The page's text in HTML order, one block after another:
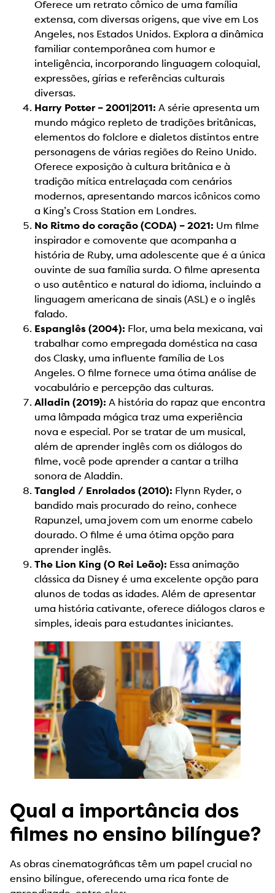
Oferece um retrato cômico de uma família
extensa, com diversas origens, que vive em Los
Angeles, nos Estados Unidos. Explora a dinâmica
familiar contemporânea com humor e
inteligência, incorporando linguagem coloquial,
expressões, gírias e referências culturais
diversas.
Harry Potter – 2001|2011: A série apresenta um
mundo mágico repleto de tradições britânicas,
elementos do folclore e dialetos distintos entre
personagens de várias regiões do Reino Unido.
Oferece exposição à cultura britânica e à
tradição mítica entrelaçada com cenários
modernos, apresentando marcos icônicos como
a King’s Cross Station em Londres.
No Ritmo do coração (CODA) – 2021: Um filme
inspirador e comovente que acompanha a
história de Ruby, uma adolescente que é a única
ouvinte de sua família surda. O filme apresenta
o uso autêntico e natural do idioma, incluindo a
linguagem americana de sinais (ASL) e o inglês
falado.
Espanglês (2004): Flor, uma bela mexicana, vai
trabalhar como empregada doméstica na casa
dos Clasky, uma influente família de Los
Angeles. O filme fornece uma ótima análise de
vocabulário e percepção das culturas.
Alladin (2019): A história do rapaz que encontra
uma lâmpada mágica traz uma experiência
nova e especial. Por se tratar de um musical,
além de aprender inglês com os diálogos do
filme, você pode aprender a cantar a trilha
sonora de Aladdin.
Tangled / Enrolados (2010): Flynn Ryder, o
bandido mais procurado do reino, conhece
Rapunzel, uma jovem com um enorme cabelo
dourado. O filme é uma ótima opção para
aprender inglês.
The Lion King (O Rei Leão): Essa animação
clássica da Disney é uma excelente opção para
alunos de todas as idades. Além de apresentar
uma história cativante, oferece diálogos claros e
simples, ideais para estudantes iniciantes.
Qual a importância dos
filmes no ensino bilíngue?
As obras cinematográficas têm um papel crucial no
ensino bilíngue, oferecendo uma rica fonte de